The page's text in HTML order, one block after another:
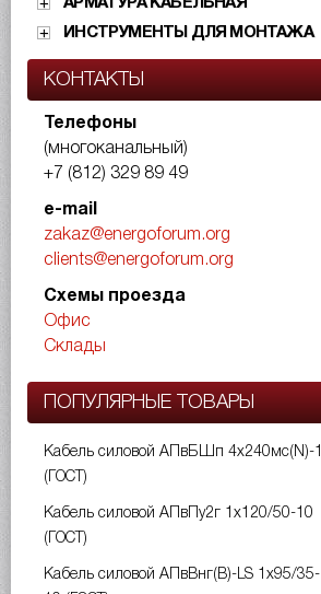
АРМАТУРА КАБЕЛЬНАЯ
ИНСТРУМЕНТЫ ДЛЯ МОНТАЖА
КОНТАКТЫ
Телефоны
(многоканальный)
+7 (812) 329 89 49
e-mail
zakaz@energoforum.org
clients@energoforum.org
Схемы проезда
Офис
Склады
ПОПУЛЯРНЫЕ ТОВАРЫ
Кабель силовой АПвБШп 4х240мс(N)-1
(ГОСТ)
Кабель силовой АПвПу2г 1х120/50-10
(ГОСТ)
Кабель силовой АПвВнг(B)-LS 1х95/35-